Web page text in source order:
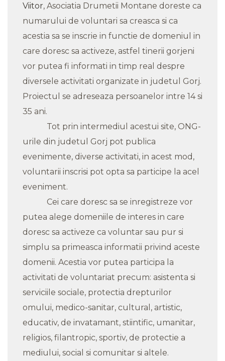
Viitor, Asociatia Drumetii Montane doreste ca
numarului de voluntari sa creasca si ca
acestia sa se inscrie in functie de domeniul in
care doresc sa activeze, astfel tinerii gorjeni
vor putea fi informati in timp real despre
diversele activitati organizate in judetul Gorj.
Proiectul se adreseaza persoanelor intre 14 si
35 ani.
Tot prin intermediul acestui site, ONG-
urile din judetul Gorj pot publica
evenimente, diverse activitati, in acest mod,
voluntarii inscrisi pot opta sa participe la acel
eveniment.
Cei care doresc sa se inregistreze vor
putea alege domeniile de interes in care
doresc sa activeze ca voluntar sau pur si
simplu sa primeasca informatii privind aceste
domenii. Acestia vor putea participa la
activitati de voluntariat precum: asistenta si
serviciile sociale, protectia drepturilor
omului, medico-sanitar, cultural, artistic,
educativ, de invatamant, stiintific, umanitar,
religios, filantropic, sportiv, de protectie a
mediului, social si comunitar si altele.